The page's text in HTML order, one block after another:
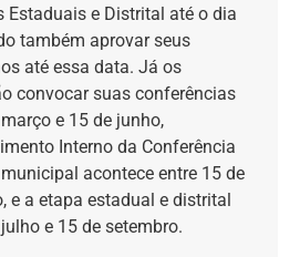
Estaduais e Distrital até o dia
também aprovar seus
até essa data. Já os
convocar suas conferências
e 15 de junho,
Interno da Conferência
acontece entre 15 de
e a etapa estadual e distrital
e 15 de setembro.